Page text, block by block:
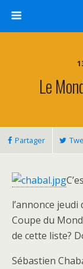
Le
Partager
l’annonce
Coupe du
de cette liste?
Sébastien